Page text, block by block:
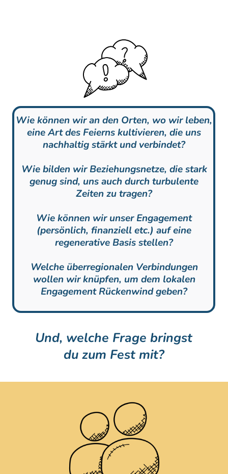
Wie können wir an den Orten, wo wir leben,
eine Art des Feierns kultivieren, die uns
nachhaltig stärkt und verbindet?
Wie bilden wir Beziehungsnetze, die stark
genug sind, uns auch durch turbulente
Zeiten zu tragen?
Wie können wir unser Engagement
(persönlich, finanziell etc.) auf eine
regenerative Basis stellen?
Welche überregionalen Verbindungen
wollen wir knüpfen, um dem lokalen
Engagement Rückenwind geben?
Und, welche Frage bringst
du zum Fest mit?